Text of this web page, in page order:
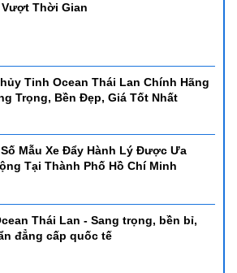
Vượt Thời Gian
Tinh Ocean Thái Lan Chính Hãng
Trọng, Bền Đẹp, Giá Tốt Nhất
Mẫu Xe Đẩy Hành Lý Được Ưa
Tại Thành Phố Hồ Chí Minh
Thái Lan - Sang trọng, bền bỉ,
đẳng cấp quốc tế